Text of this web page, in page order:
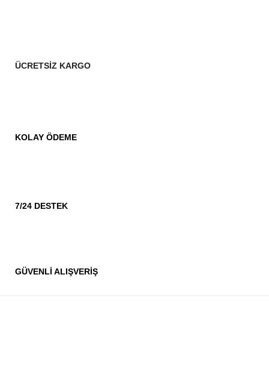
ÜCRETSİZ KARGO
KOLAY ÖDEME
7/24 DESTEK
GÜVENLİ ALIŞVERİŞ